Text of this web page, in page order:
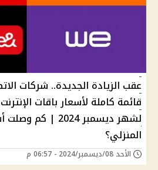
عقب الزيادة الجديدة.. شركات
قائمة كاملة لأسعار باقات
لشهر ديسمبر 2024
المنزلي؟
الأحد 08/ديسمبر/2024 - 06:57 م